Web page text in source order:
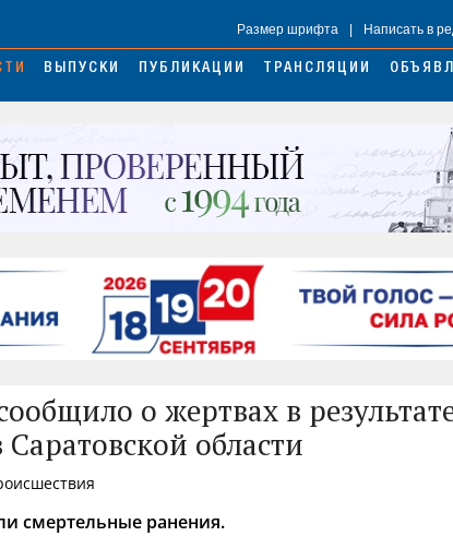
Размер шрифта Написать в
ВЫПУСКИ ПУБЛИКАЦИИ ТРАНСЛЯЦИИ
о жертвах в
области
смертельные ранения.